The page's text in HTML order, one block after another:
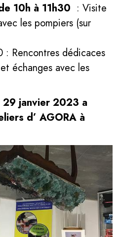
10h à 11h30 : Visite
les pompiers (sur
: Rencontres dédicaces
échanges avec les
29 janvier 2023 a
d’ AGORA à